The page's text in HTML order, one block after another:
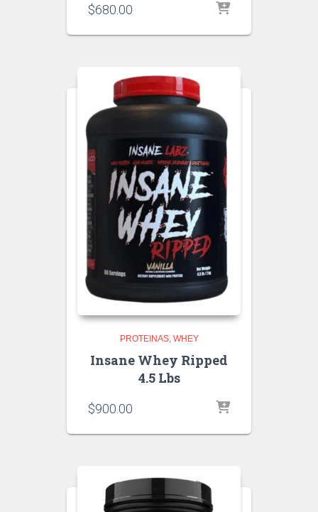
$680.00
PROTEINAS WHEY
Insane Whey Ripped
4.5 Lbs
$900.00